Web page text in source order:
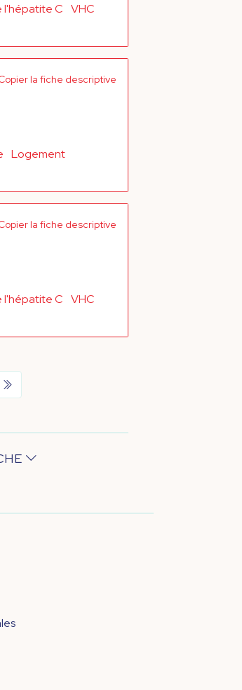
l'hépatite C VHC
la fiche descriptive
Logement
la fiche descriptive
l'hépatite C VHC